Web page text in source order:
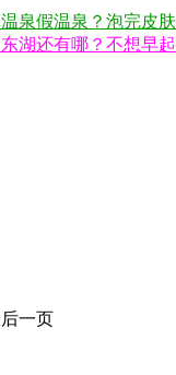
泉假温泉？泡完皮肤
湖还有哪？不想早起
一页